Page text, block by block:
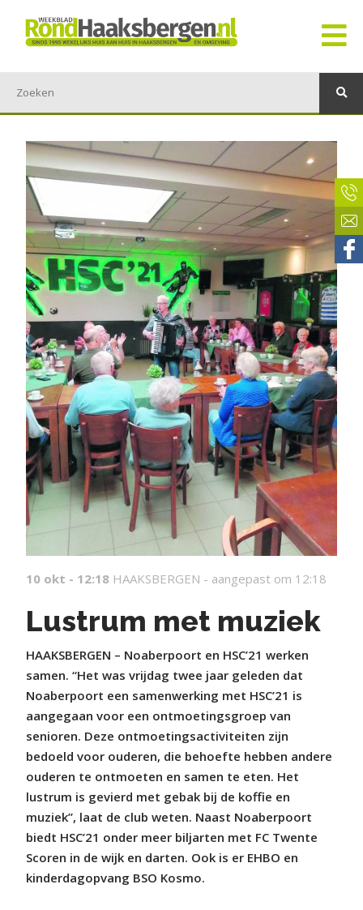
10 okt - 12:18 HAAKSBERGEN - aangepast om 12:18
Lustrum met muziek
HAAKSBERGEN – Noaberpoort en HSC’21 werken
samen. “Het was vrijdag twee jaar geleden dat
Noaberpoort een samenwerking met HSC’21 is
aangegaan voor een ontmoetingsgroep van
senioren. Deze ontmoetingsactiviteiten zijn
bedoeld voor ouderen, die behoefte hebben andere
ouderen te ontmoeten en samen te eten. Het
lustrum is gevierd met gebak bij de koffie en
muziek”, laat de club weten. Naast Noaberpoort
biedt HSC’21 onder meer biljarten met FC Twente
Scoren in de wijk en darten. Ook is er EHBO en
kinderdagopvang BSO Kosmo.